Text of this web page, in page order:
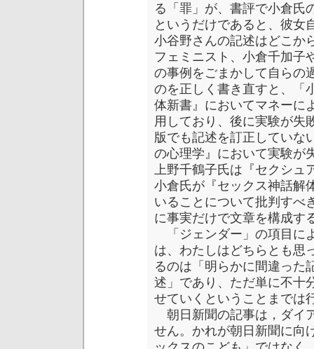
る「罪」が、書評で小倉氏
というだけであると、彼女
小谷野さんの記述はどこか
フェミニスト、小倉千加子
の事例をごまかして自らの
のを正しく書き直すと、「
体新書』においてマネーに
用しており、後に実験が失
版でも記述を訂正していな
の心理学』において実験が
上野千鶴子氏は『セクシ
小倉氏が『セックス神話解
いることについて批判すべ
に事実だけで文章を構成す
「ジェンダー」の項目に
は、わたしはどちらとも思
るのは「明らかに間違った
述」であり、ただ単に不十
せていくということまでは
朝日新聞の記事は，ダイ
せん。かれが朝日新聞に向